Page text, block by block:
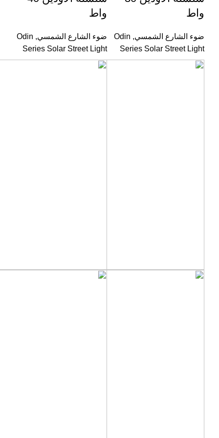
واط
ضوء الشارع الشمسي,
Odin
Series Solar Street Light
واط
ضوء الشارع الشمسي,
Odin
Series Solar Street Light